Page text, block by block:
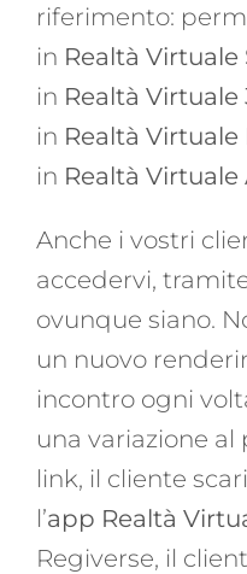
riferimento:
in Realtà
in Realtà Virtuale
in Realtà Virtuale
in Realtà Virtuale
Anche i vostri
accedervi,
ovunque siano.
un nuovo
incontro ogni
una variazione al
link, il cliente
l’app Realtà
Regiverse, il